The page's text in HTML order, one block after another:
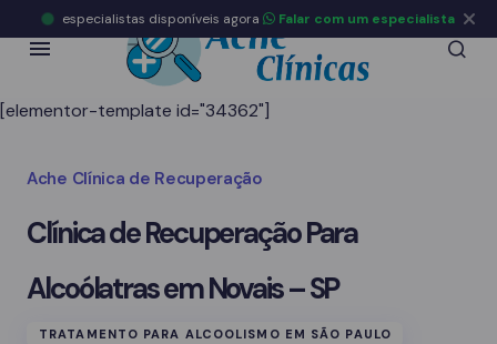
[elementor-template id="34362"]
Ache Clínica de Recuperação
Clínica de Recuperação Para
Alcoólatras em Novais – SP
TRATAMENTO PARA ALCOOLISMO EM SÃO PAULO
especialistas disponíveis agora Falar com um especialista